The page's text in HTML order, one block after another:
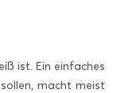
ist. Ein einfaches
macht meist